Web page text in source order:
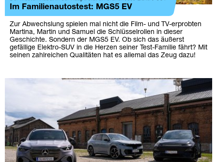
Im Familienautostest: MGS5 EV
Zur Abwechslung spielen mal nicht die Film- und TV-erprobten
Martina, Martin und Samuel die Schlüsselrollen in dieser
Geschichte. Sondern der MGS5 EV. Ob sich das äußerst
gefällige Elektro-SUV in die Herzen seiner Test-Familie fährt? Mit
seinen zahlreichen Qualitäten hat es allemal das Zeug dazu!